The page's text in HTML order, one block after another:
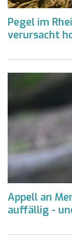
Pegel im
verursacht
Appell an
auffällig -